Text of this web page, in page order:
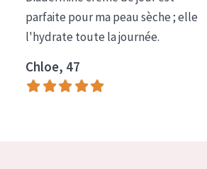
COLLECTION
Essentials
Lift+
Expert
parfaite pour ma peau sèche ; elle
l'hydrate toute la journée.
Chloe, 47